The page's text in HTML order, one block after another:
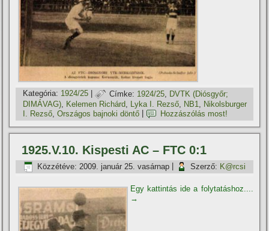
Kategória: 1924/25 | Címke: 1924/25 DVTK (Diósgyőr;
DIMÁVAG), Kelemen Richárd, Lyka I. Rezső, NB1, Nikolsburger
I. Rezső ,Országos bajnoki döntő Hozzászólás most!
1925.V.10. Kispesti AC – FTC 0:1
Közzétéve: 2009. január 25. vasárnap Szerző: K@rcsi
Egy kattintás ide a folytatáshoz....
→